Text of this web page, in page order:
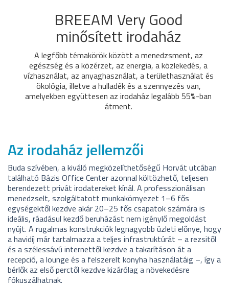
BREEAM Very Good
minősített irodaház
A legfőbb témakörök között a menedzsment, az
egészség és a közérzet, az energia, a közlekedés, a
vízhasználat, az anyaghasználat, a területhasználat és
ökológia, illetve a hulladék és a szennyezés van,
amelyekben együttesen az irodaház legalább 55%-ban
átment.
Az irodaház jellemzői
Buda szívében, a kiváló megközelíthetőségű Horvát utcában
található Bázis Office Center azonnal költözhető, teljesen
berendezett privát irodatereket kínál. A professzionálisan
menedzselt, szolgáltatott munkakörnyezet 1–6 fős
egységektől kezdve akár 20–25 fős csapatok számára is
ideális, ráadásul kezdő beruházást nem igénylő megoldást
nyújt. A rugalmas konstrukciók legnagyobb üzleti előnye, hogy
a havidíj már tartalmazza a teljes infrastruktúrát – a rezsitől
és a szélessávú internettől kezdve a takarításon át a
recepció, a lounge és a felszerelt konyha használatáig –, így a
bérlők az első perctől kezdve kizárólag a növekedésre
fókuszálhatnak.